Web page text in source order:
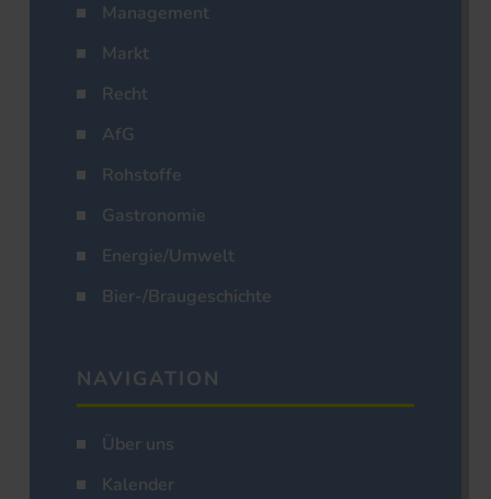
Management
Markt
Recht
AfG
Rohstoffe
Gastronomie
Energie/Umwelt
Bier-/Braugeschichte
NAVIGATION
Über uns
Kalender